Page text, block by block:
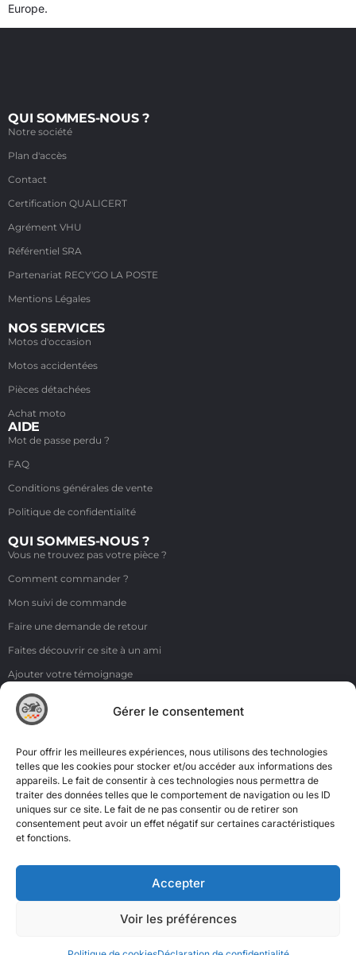
Gérer le consentement
Pour offrir les meilleures expériences, nous utilisons des technologies
telles que les cookies pour stocker et/ou accéder aux informations des
appareils. Le fait de consentir à ces technologies nous permettra de
traiter des données telles que le comportement de navigation ou les ID
uniques sur ce site. Le fait de ne pas consentir ou de retirer son
consentement peut avoir un effet négatif sur certaines caractéristiques
et fonctions.
Accepter
Voir les préférences
Europe.
QUI SOMMES-NOUS ?
Notre société
Plan d'accès
Contact
Certification QUALICERT
Agrément VHU
Référentiel SRA
Partenariat RECY'GO LA POSTE
Mentions Légales
NOS SERVICES
Motos d'occasion
Motos accidentées
Pièces détachées
Achat moto
AIDE
Mot de passe perdu ?
FAQ
Conditions générales de vente
Politique de confidentialité
QUI SOMMES-NOUS ?
Vous ne trouvez pas votre pièce ?
Comment commander ?
Mon suivi de commande
Faire une demande de retour
Faites découvrir ce site à un ami
Ajouter votre témoignage
Voir tous les témoignages
Liens
NOS COORDONNÉES
ZI de la Moinerie - 8 rue du Roussillon 91220 Bretigny sur Orge
Email: contact@accimoto.com
Standard : +33(0)1 69 88 16 16